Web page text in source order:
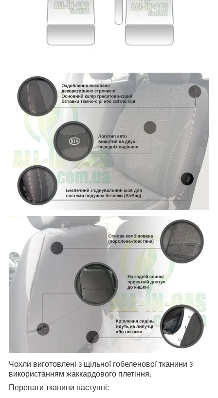
Чохли виготовлені з щільної гобеленової тканини з
використанням жаккардового плетіння.
Переваги тканини наступні: